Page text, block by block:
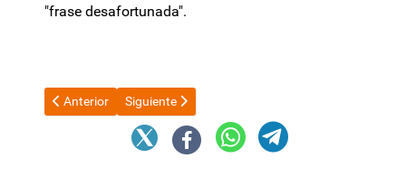
"frase desafortunada".
Artículo anterior: La inflacion de alimentos se mantiene en
Anterior Artículo siguiente: Raúl y el secretario de Energía
Siguiente